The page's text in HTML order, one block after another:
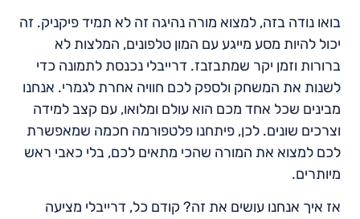
בואו נודה בזה, למצוא מורה נהיגה זה לא תמיד פיקניק. זה
יכול להיות מסע מייגע עם המון טלפונים, המלצות לא
ברורות וזמן יקר שמתבזבז. דרייבלי נכנסת לתמונה כדי
לשנות את המשחק ולספק לכם חוויה אחרת לגמרי. אנחנו
מבינים שכל אחד מכם הוא עולם ומלואו, עם קצב למידה
וצרכים שונים. לכן, פיתחנו פלטפורמה חכמה שמאפשרת
לכם למצוא את המורה שהכי מתאים לכם, בלי כאבי ראש
מיותרים.
אז איך אנחנו עושים את זה? קודם כל, דרייבלי מציעה